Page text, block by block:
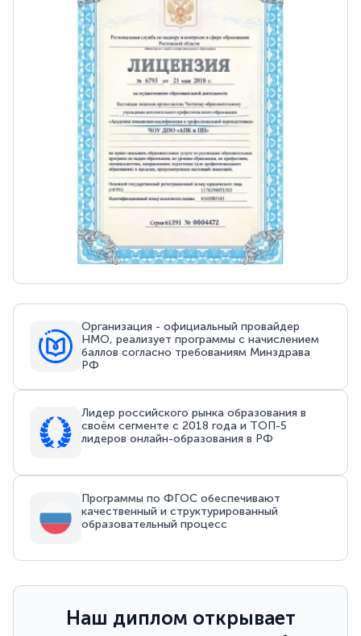
Организация - официальный провайдер
НМО, реализует программы с начислением
баллов согласно требованиям Минздрава
РФ
Лидер российского рынка образования в
своём сегменте с 2018 года и ТОП-5
лидеров онлайн-образования в РФ
Программы по ФГОС обеспечивают
качественный и структурированный
образовательный процесс
Наш диплом открывает